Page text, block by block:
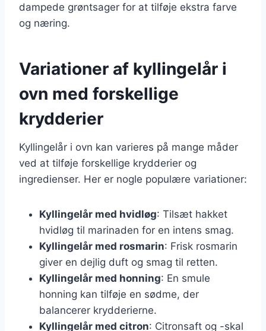
dampede grøntsager for at tilføje ekstra farve
og næring.
Variationer af kyllingelår i
ovn med forskellige
krydderier
Kyllingelår i ovn kan varieres på mange måder
ved at tilføje forskellige krydderier og
ingredienser. Her er nogle populære variationer:
Kyllingelår med hvidløg: Tilsæt hakket
hvidløg til marinaden for en intens smag.
Kyllingelår med rosmarin: Frisk rosmarin
giver en dejlig duft og smag til retten.
Kyllingelår med honning: En smule
honning kan tilføje en sødme, der
balancerer krydderierne.
Kyllingelår med citron: Citronsaft og -skal